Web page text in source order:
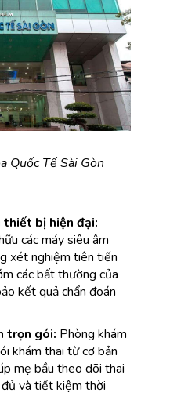
Quốc Tế Sài Gòn
bị hiện đại:
các máy siêu âm
xét nghiệm tiên tiến
các bất thường của
kết quả chẩn đoán
trọn gói: Phòng khám
khám thai từ cơ bản
mẹ bầu theo dõi thai
và tiết kiệm thời